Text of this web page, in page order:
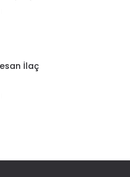
İlaç